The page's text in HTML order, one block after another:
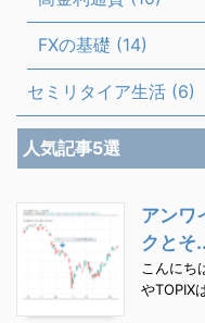
FXの基礎 (14)
セミリタイア生活 (6)
人気記事5選
アンワ
クとそ
こんにち
やTOPIX